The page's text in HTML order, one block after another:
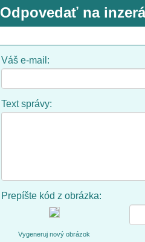
Odpovedať na
Váš e-mail:
Text správy:
Prepíšte kód z obrázka:
Vygeneruj nový obrázok